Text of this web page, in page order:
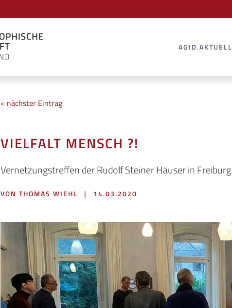
AGID.AKTUELL
< nächster Eintrag
VIELFALT MENSCH ?!
Vernetzungstreffen der Rudolf Steiner Häuser in Freiburg
VON THOMAS WIEHL | 14.03.2020